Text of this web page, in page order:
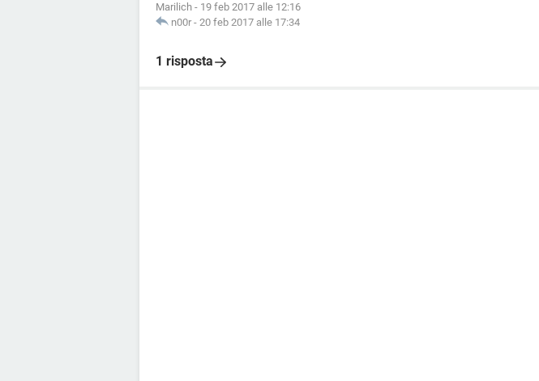
Marilich - 19 feb 2017 alle 12:16
n00r - 20 feb 2017 alle 17:34
1 risposta